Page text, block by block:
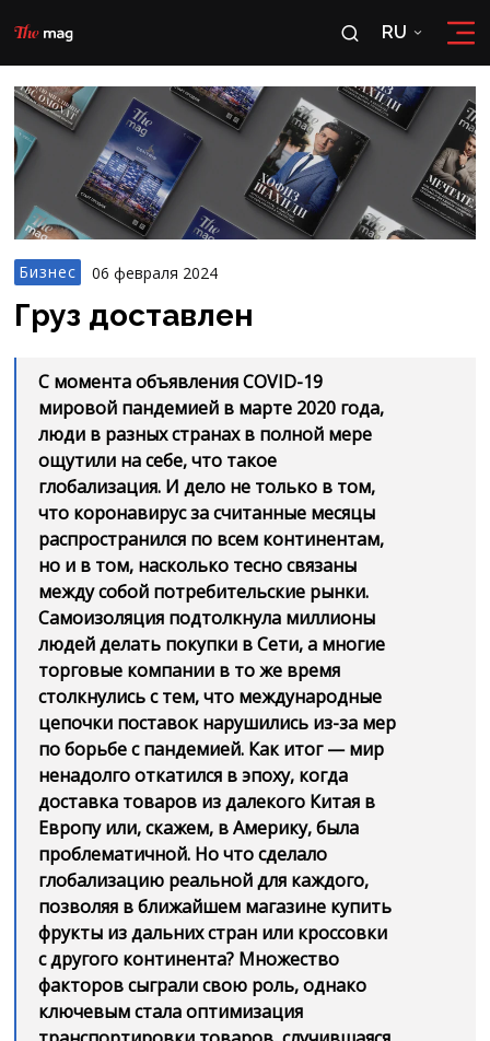
RU
RU
OʻZ
Бизнес 06 февраля 2024
Груз доставлен
С момента объявления COVID-19
мировой пандемией в марте 2020 года,
люди в разных странах в полной мере
ощутили на себе, что такое
глобализация. И дело не только в том,
что коронавирус за считанные месяцы
распространился по всем континентам,
но и в том, насколько тесно связаны
между собой потребительские рынки.
Самоизоляция подтолкнула миллионы
людей делать покупки в Сети, а многие
торговые компании в то же время
столкнулись с тем, что международные
цепочки поставок нарушились из-за мер
по борьбе с пандемией. Как итог — мир
ненадолго откатился в эпоху, когда
доставка товаров из далекого Китая в
Европу или, скажем, в Америку, была
проблематичной. Но что сделало
глобализацию реальной для каждого,
позволяя в ближайшем магазине купить
фрукты из дальних стран или кроссовки
с другого континента? Множество
факторов сыграли свою роль, однако
ключевым стала оптимизация